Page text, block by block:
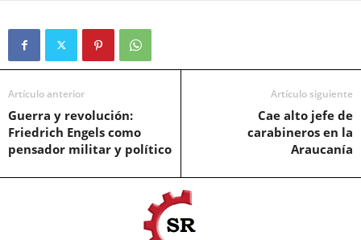
Artículo anterior
Guerra y revolución:
Friedrich Engels como
pensador militar y político
Artículo siguiente
Cae alto jefe de
carabineros en la
Araucanía